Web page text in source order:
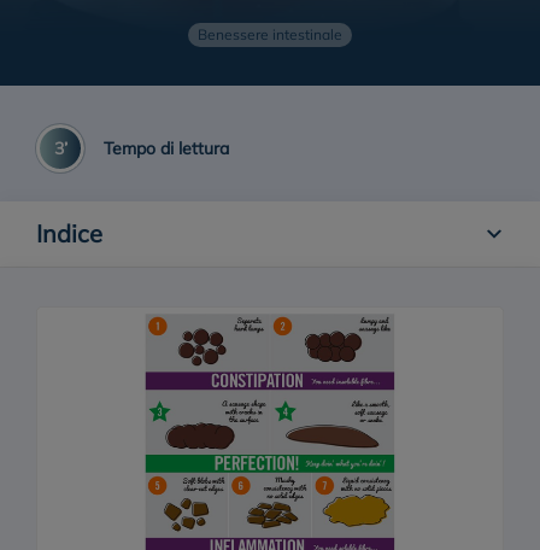
Tipi di stitichezza
Benessere intestinale
3’ Tempo di lettura
Indice